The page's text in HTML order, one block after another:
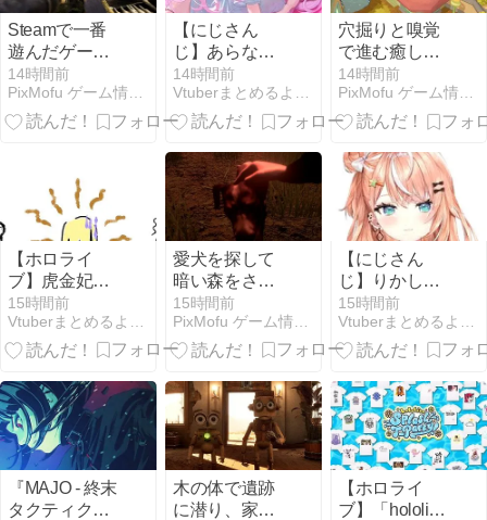
Steamで一番
遊んだゲーム
は何時間？
4000時間の
CS2と2000時
14時間前
PixMofu ゲーム情報 × コミュニティ × 自作アプリ
【にじさん
じ】あらなみ
に対抗してバ
バアマイクラ
を提案するで
14時間前
Vtuberまとめるよ〜ん
穴掘りと嗅覚
で進む癒し系
アドベンチャ
ー『Tony The
Mole』、無料
の街を歩ける
14時間前
PixMofu ゲーム情報 × コミュニティ × 自作アプリ
【ホロライ
ブ】虎金妃笑
虎「引っ越し
先、洗濯機置
き場がない 今
15時間前
Vtuberまとめるよ〜ん
愛犬を探して
暗い森をさま
よう一人称ホ
ラー『Shroud
of the Woods』
始、15%オフ
の671円
15時間前
PixMofu ゲーム情報 × コミュニティ × 自作アプリ
【にじさん
じ】りかしぃ
「おはよ│ ̂⩊፟ ̂
𐅀♡ 朝から
NEKOのω洗い
15時間前
Vtuberまとめるよ〜ん
『MAJO - 終末
タクティクス
木の体で遺跡
に潜り、家具
【ホロライ
ブ】「hololive